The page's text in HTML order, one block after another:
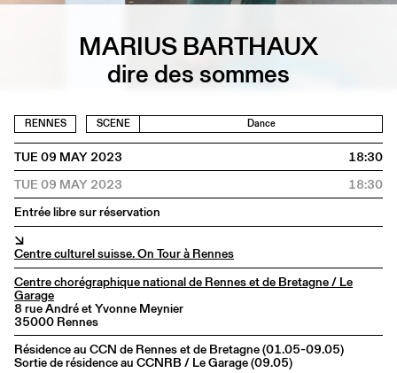
MARIUS BARTHAUX
dire des sommes
RENNES SCENE Dance
TUE 09 MAY 2023
18:30
TUE 09 MAY 2023
18:30
Entrée libre sur réservation
↘
Centre culturel suisse. On Tour à Rennes
Centre chorégraphique national de Rennes et de Bretagne / Le
Garage
8 rue André et Yvonne Meynier
35000 Rennes
Résidence au CCN de Rennes et de Bretagne (01.05-09.05)
Sortie de résidence au CCNRB / Le Garage (09.05)